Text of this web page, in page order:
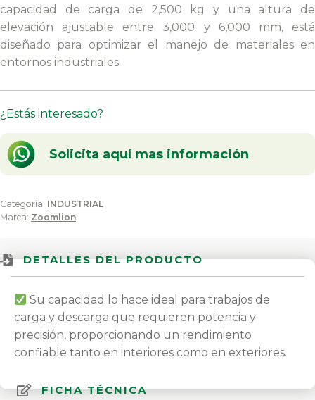
capacidad de carga de 2,500 kg y una altura de
elevación ajustable entre 3,000 y 6,000 mm, está
diseñado para optimizar el manejo de materiales en
entornos industriales.
¿Estás interesado?
Solicita aquí mas información
Categoría: INDUSTRIAL
Marca: Zoomlion
DETALLES DEL PRODUCTO
Su capacidad lo hace ideal para trabajos de
carga y descarga que requieren potencia y
precisión, proporcionando un rendimiento
confiable tanto en interiores como en exteriores.
FICHA TÉCNICA